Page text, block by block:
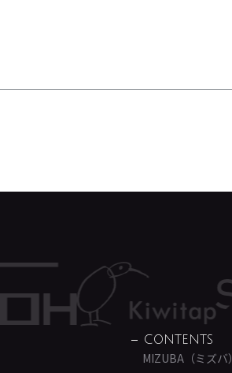
CONTENTS
MIZUBA（ミズバ）